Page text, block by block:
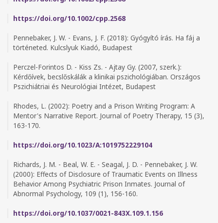
https://doi.org/10.1002/cpp.2568
Pennebaker, J. W. - Evans, J. F. (2018): Gyógyító írás. Ha fáj a
történeted. Kulcslyuk Kiadó, Budapest
Perczel-Forintos D. - Kiss Zs. - Ajtay Gy. (2007, szerk.):
Kérdőívek, becslőskálák a klinikai pszichológiában. Országos
Pszichiátriai és Neurológiai Intézet, Budapest
Rhodes, L. (2002): Poetry and a Prison Writing Program: A
Mentor's Narrative Report. Journal of Poetry Therapy, 15 (3),
163-170.
https://doi.org/10.1023/A:1019752229104
Richards, J. M. - Beal, W. E. - Seagal, J. D. - Pennebaker, J. W.
(2000): Effects of Disclosure of Traumatic Events on Illness
Behavior Among Psychiatric Prison Inmates. Journal of
Abnormal Psychology, 109 (1), 156-160.
https://doi.org/10.1037/0021-843X.109.1.156